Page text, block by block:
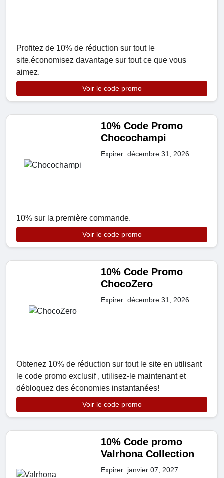
Profitez de 10% de réduction sur tout le
site.économisez davantage sur tout ce que vous
aimez.
Voir le code promo
10% Code Promo
Chocochampi
Expirer: décembre 31, 2026
10% sur la première commande.
Voir le code promo
10% Code Promo
ChocoZero
Expirer: décembre 31, 2026
Obtenez 10% de réduction sur tout le site en utilisant
le code promo exclusif , utilisez-le maintenant et
débloquez des économies instantanées!
Voir le code promo
10% Code promo
Valrhona Collection
Expirer: janvier 07, 2027